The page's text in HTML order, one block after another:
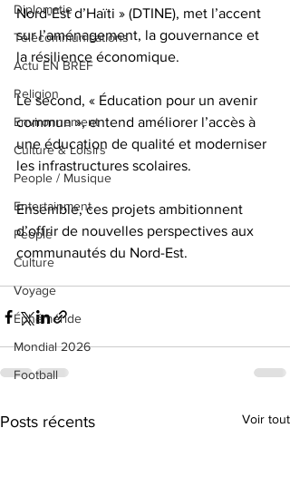
Diplomatie
Télécommunications
Actu EN BREF
Religion
Environnement
Culture & Loisirs
People / Musique
Entertainment
People
Culture
Voyage
Éphéméride
Mondial 2026
Football
Nord-Est d’Haïti » (DTINE), met l’accent
sur l’aménagement, la gouvernance et
la résilience économique.
Le second, « Éducation pour un avenir
commun », entend améliorer l’accès à
une éducation de qualité et moderniser
les infrastructures scolaires.
Ensemble, ces projets ambitionnent
d’offrir de nouvelles perspectives aux
communautés du Nord-Est.
Posts récents Voir tout